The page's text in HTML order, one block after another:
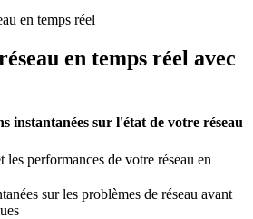
en temps réel
en temps réel avec
instantanées sur l'état de votre réseau
les performances de votre réseau en
sur les problèmes de réseau avant